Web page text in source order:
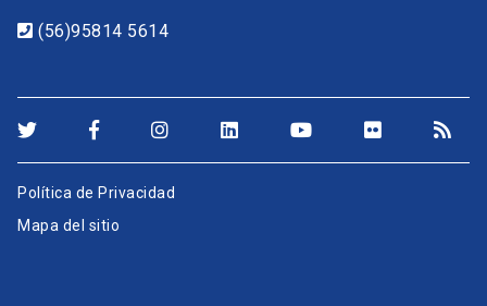
(56)95814 5614
Política de Privacidad
Mapa del sitio